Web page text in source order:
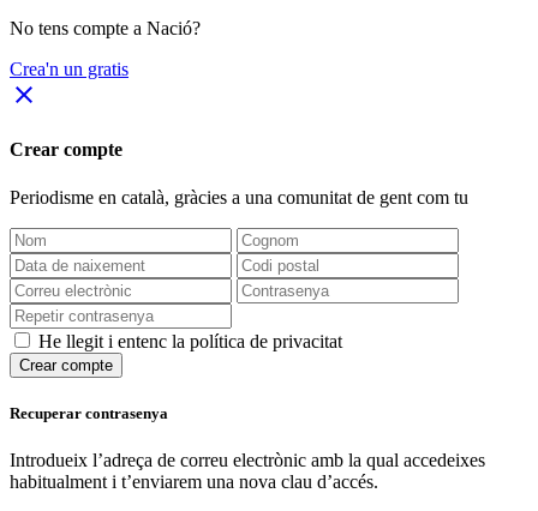
No tens compte a Nació?
Crea'n un gratis
close
Crear compte
Periodisme en català, gràcies a una comunitat de gent com tu
He llegit i entenc la política de privacitat
Crear compte
Recuperar contrasenya
Introdueix l’adreça de correu electrònic amb la qual accedeixes
habitualment i t’enviarem una nova clau d’accés.